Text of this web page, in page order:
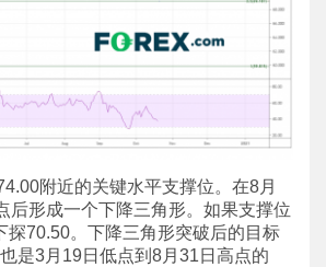
附近的关键水平支撑位。在8月
后形成一个下降三角形。如果支撑位
探70.50。下降三角形突破后的目标
是3月19日低点到8月31日高点的